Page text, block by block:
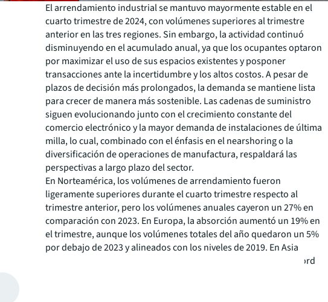
El arrendamiento industrial se mantuvo mayormente estable en el
cuarto trimestre de 2024, con volúmenes superiores al trimestre
anterior en las tres regiones. Sin embargo, la actividad continuó
disminuyendo en el acumulado anual, ya que los ocupantes optaron
por maximizar el uso de sus espacios existentes y posponer
transacciones ante la incertidumbre y los altos costos. A pesar de
plazos de decisión más prolongados, la demanda se mantiene lista
para crecer de manera más sostenible. Las cadenas de suministro
siguen evolucionando junto con el crecimiento constante del
comercio electrónico y la mayor demanda de instalaciones de última
milla, lo cual, combinado con el énfasis en el nearshoring o la
diversificación de operaciones de manufactura, respaldará las
perspectivas a largo plazo del sector.
En Norteamérica, los volúmenes de arrendamiento fueron
ligeramente superiores durante el cuarto trimestre respecto al
trimestre anterior, pero los volúmenes anuales cayeron un 27% en
comparación con 2023. En Europa, la absorción aumentó un 19% en
el trimestre, aunque los volúmenes totales del año quedaron un 5%
por debajo de 2023 y alineados con los niveles de 2019. En Asia
Pacífico, 2024 marcó una desaceleración frente a los niveles récord